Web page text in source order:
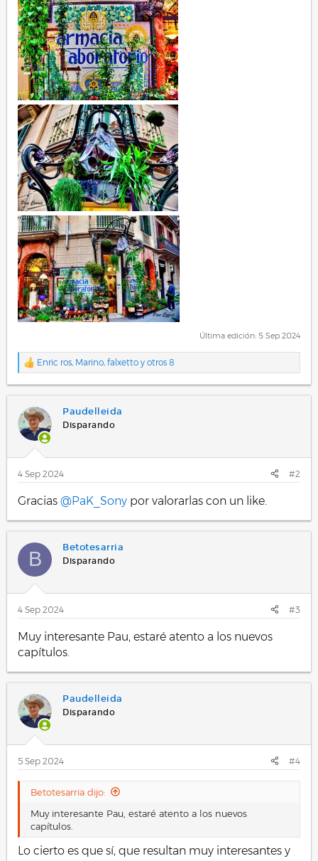
Última edición: 5 Sep 2024
R
a
c
i
o
e
s
:
Enric ros, Marino, falxetto y otros 8
Paudelleida
Disparando
4 Sep 2024 #2
Gracias @PaK_Sony por valorarlas con un like.
B
Betotesarria
Disparando
4 Sep 2024 #3
Muy interesante Pau, estaré atento a los nuevos
capítulos.
Paudelleida
Disparando
5 Sep 2024 #4
Betotesarria dijo:
Muy interesante Pau, estaré atento a los nuevos
capítulos.
Lo cierto es que sí, que resultan muy interesantes y